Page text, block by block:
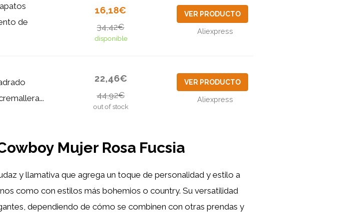
de
16,18€
34,42€
disponible
VER PRODUCTO
Aliexpress
22,46€
44,92€
out of stock
VER PRODUCTO
Aliexpress
Mujer Rosa Fucsia
y llamativa que agrega un toque de personalidad y estilo a
como con estilos más bohemios o country. Su versatilidad
dependiendo de cómo se combinen con otras prendas y